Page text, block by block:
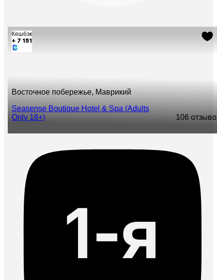
Кешбэк
+ 7 151
Восточное побережье, Маврикий
Seasense Boutique Hotel & Spa (Adults
Only 18+)
106